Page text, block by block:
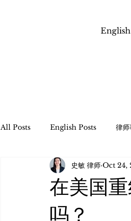
English
All Posts English Posts 律
信托管理与遗产程序 财富传承
​跨境财富传承和税务规划
在美国
吗？
史敏 律师 Oct 24,